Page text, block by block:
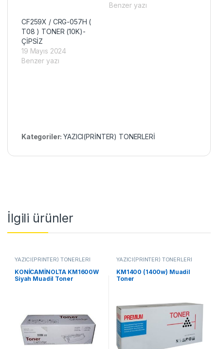
Benzer yazı
CF259X / CRG-057H (
T08 ) TONER (10K)-
ÇİPSİZ
19 Mayıs 2024
Benzer yazı
Kategoriler:YAZICI(PRİNTER) TONERLERİ
İlgili ürünler
YAZICI(PRİNTER) TONERLERİ
KONİCAMİNOLTA KM1600W
Siyah Muadil Toner
YAZICI(PRİNTER) TONERLERİ
KM1400 (1400w) Muadil
Toner